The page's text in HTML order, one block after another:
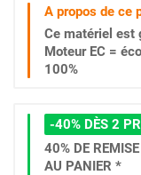
A propos de ce
Ce matériel est
Moteur EC =
100%
-40% DÈS 2
40% DE
AU PANIER *